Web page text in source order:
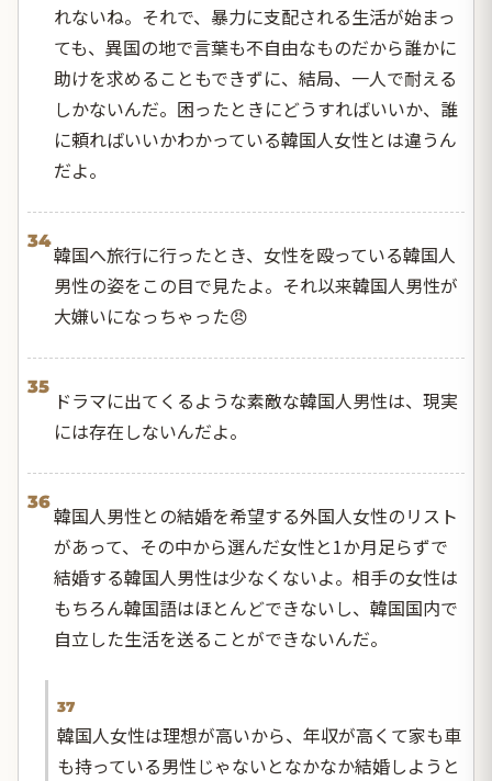
れないね。それで、暴力に支配される生活が始まっ
ても、異国の地で言葉も不自由なものだから誰かに
助けを求めることもできずに、結局、一人で耐える
しかないんだ。困ったときにどうすればいいか、誰
に頼ればいいかわかっている韓国人女性とは違うん
だよ。
34
韓国へ旅行に行ったとき、女性を殴っている韓国人
男性の姿をこの目で見たよ。それ以来韓国人男性が
大嫌いになっちゃった😠
35
ドラマに出てくるような素敵な韓国人男性は、現実
には存在しないんだよ。
36
韓国人男性との結婚を希望する外国人女性のリスト
があって、その中から選んだ女性と1か月足らずで
結婚する韓国人男性は少なくないよ。相手の女性は
もちろん韓国語はほとんどできないし、韓国国内で
自立した生活を送ることができないんだ。
37
韓国人女性は理想が高いから、年収が高くて家も車
も持っている男性じゃないとなかなか結婚しようと